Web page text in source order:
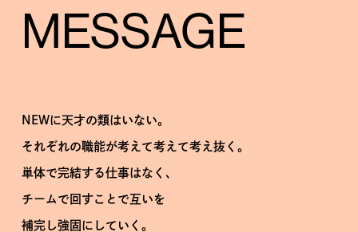
MESSAGE
NEWに天才の類はいない。
それぞれの職能が考えて考えて考え抜く。
単体で完結する仕事はなく、
チームで回すことで互いを
補完し強固にしていく。